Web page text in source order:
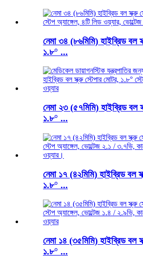
নেমা ৩৪ (৮৬মিমি) হাইব্রিড বল
১.৮° ...
নেমা ২৩ (৫৭মিমি) হাইব্রিড বল
১.৮° ...
নেমা ১৭ (৪২মিমি) হাইব্রিড বল
১.৮° ...
নেমা ১৪ (৩৫মিমি) হাইব্রিড বল
১.৮° ...